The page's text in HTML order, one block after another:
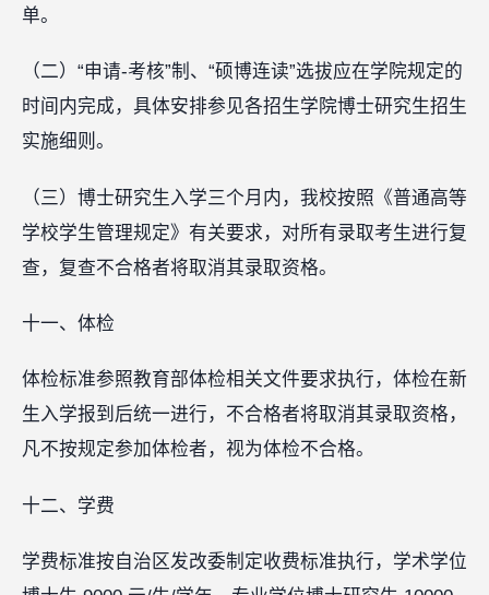
单。
（二）“申请-考核”制、“硕博连读”选拔应在学院规定的
时间内完成，具体安排参见各招生学院博士研究生招生
实施细则。
（三）博士研究生入学三个月内，我校按照《普通高等
学校学生管理规定》有关要求，对所有录取考生进行复
查，复查不合格者将取消其录取资格。
十一、体检
体检标准参照教育部体检相关文件要求执行，体检在新
生入学报到后统一进行，不合格者将取消其录取资格，
凡不按规定参加体检者，视为体检不合格。
十二、学费
学费标准按自治区发改委制定收费标准执行，学术学位